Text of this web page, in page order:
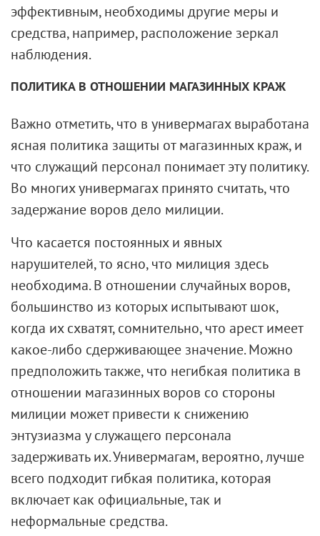
эффективным, необходимы другие меры и
средства, например, расположение зеркал
наблюдения.
ПОЛИТИКА В ОТНОШЕНИИ МАГАЗИННЫХ КРАЖ
Важно отметить, что в универмагах выработана
ясная политика защиты от магазинных краж, и
что служащий персонал понимает эту политику.
Во многих универмагах принято считать, что
задержание воров дело милиции.
Что касается постоянных и явных
нарушителей, то ясно, что милиция здесь
необходима. В отношении случайных воров,
большинство из которых испытывают шок,
когда их схватят, сомнительно, что арест имеет
какое-либо сдерживающее значение. Можно
предположить также, что негибкая политика в
отношении магазинных воров со стороны
милиции может привести к снижению
энтузиазма у служащего персонала
задерживать их. Универмагам, вероятно, лучше
всего подходит гибкая политика, которая
включает как официальные, так и
неформальные средства.